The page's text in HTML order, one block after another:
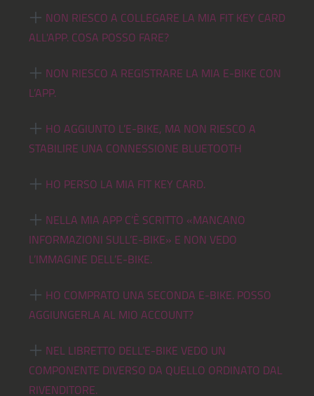
NON RIESCO A COLLEGARE LA MIA FIT KEY CARD
ALL'APP. COSA POSSO FARE?
NON RIESCO A REGISTRARE LA MIA E-BIKE CON
L’APP.
HO AGGIUNTO L’E-BIKE, MA NON RIESCO A
STABILIRE UNA CONNESSIONE BLUETOOTH
HO PERSO LA MIA FIT KEY CARD.
NELLA MIA APP C’È SCRITTO «MANCANO
INFORMAZIONI SULL’E-BIKE» E NON VEDO
L’IMMAGINE DELL’E-BIKE.
HO COMPRATO UNA SECONDA E-BIKE. POSSO
AGGIUNGERLA AL MIO ACCOUNT?
NEL LIBRETTO DELL’E-BIKE VEDO UN
COMPONENTE DIVERSO DA QUELLO ORDINATO DAL
RIVENDITORE.